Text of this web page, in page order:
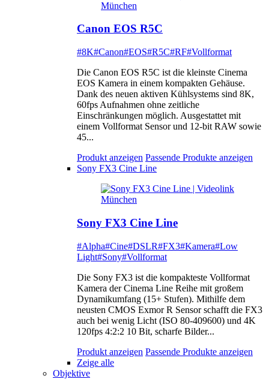
Canon EOS R5C
#8K#Canon#EOS#R5C#RF#Vollformat
Die Canon EOS R5C ist die kleinste Cinema
EOS Kamera in einem kompakten Gehäuse.
Dank des neuen aktiven Kühlsystems sind 8K,
60fps Aufnahmen ohne zeitliche
Einschränkungen möglich. Ausgestattet mit
einem Vollformat Sensor und 12-bit RAW sowie
45...
Produkt anzeigen Passende Produkte anzeigen
Sony FX3 Cine Line
Sony FX3 Cine Line
#Alpha#Cine#DSLR#FX3#Kamera#Low
Light#Sony#Vollformat
Die Sony FX3 ist die kompakteste Vollformat
Kamera der Cinema Line Reihe mit großem
Dynamikumfang (15+ Stufen). Mithilfe dem
neusten CMOS Exmor R Sensor schafft die FX3
auch bei wenig Licht (ISO 80-409600) und 4K
120fps 4:2:2 10 Bit, scharfe Bilder...
Produkt anzeigen Passende Produkte anzeigen
Zeige alle
Objektive